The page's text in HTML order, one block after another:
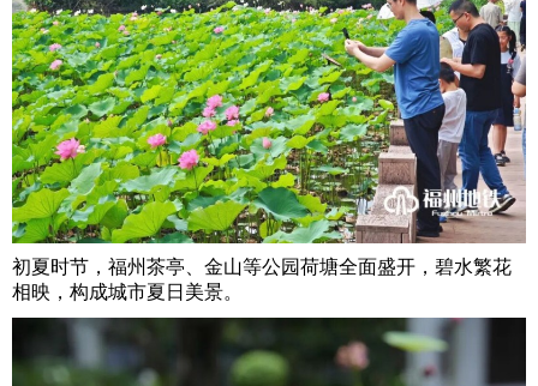
初夏时节，福州茶亭、金山等公园荷塘全面盛开，碧水繁花
相映，构成城市夏日美景。